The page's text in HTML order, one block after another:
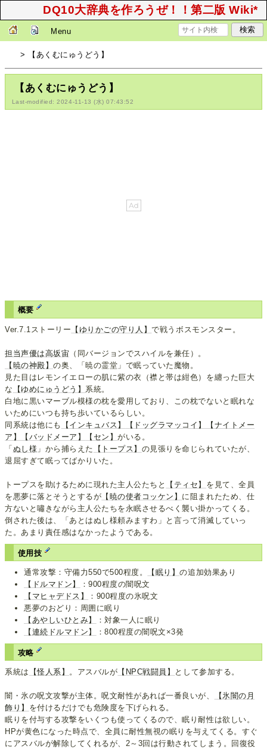
DQ10大辞典を作ろうぜ！！第二版 Wiki*
Menu
> 【あくむにゅうどう】
【あくむにゅうどう】
Last-modified: 2024-11-13 (水) 07:43:52
概要
Ver.7.1ストーリー 【ゆりかごの守り人】で戦うボスモンスター。
担当声優は高坂宙 （同バージョンでスハイルを兼任）。
【暁の神殿】の奥、「暁の霊堂」で眠っていた魔物。
見た目はレモンイエローの肌に紫の衣（襟と帯は紺色）を纏った巨大
な
【ゆめにゅうどう】 系統。
白地に黒いマーブル模様の枕を愛用しており、この枕でないと眠れな
いためにいつも持ち歩いているらしい。
同系統は他にも
【インキュバス】 【ドッグラマッコイ】
【ナイトメー
ア】
【バッドメーア】 【セン】がいる。
「ぬし様 」から捕らえた 【トープス】 の見張りを命じられていたが、
退屈すぎて眠ってばかりいた。
トープスを助けるために現れた主人公たちと 【ティセ】 を見て、全員
を悪夢に落とそうとするが 【暁の使者コッケン】 に阻まれたため、仕
方ないと嘯きながら主人公たちを永眠させるべく襲い掛かってくる。
倒された後は、「あとはぬし様頼みますわ」と言って消滅していっ
た。あまり責任感はなかったようである。
使用技
通常攻撃：守備力550で500程度。 【眠り】の追加効果あり
【ドルマドン】
：900程度の闇呪文
【マヒャデドス】
：900程度の氷呪文
悪夢のおどり：周囲に眠り
【あやしいひとみ】
：対象一人に眠り
【連続ドルマドン】
：800程度の闇呪文×3発
攻略
系統は 【怪人系】 。アスバルが 【NPC戦闘員】 として参加する。
闇・氷の呪文攻撃が主体。呪文耐性があれば一番良いが、
【氷闇の月
飾り】 を付けるだけでも危険度を下げられる。
眠りを付与する攻撃をいくつも使ってくるので、眠り耐性は欲しい。
HPが黄色になった時点で、全員に耐性無視の眠りを与えてくる。すぐ
にアスバルが解除してくれるが、2～3回は行動されてしまう。回復役